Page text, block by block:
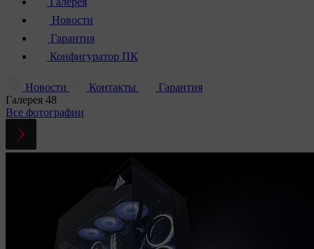
Новости
Гарантия
Конфигуратор ПК
Новости Контакты
Гарантия
Галерея 48
Все фотографии